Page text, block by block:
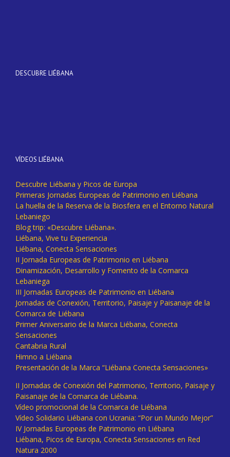
DESCUBRE LIÉBANA
VÍDEOS LIÉBANA
Descubre Liébana y Picos de Europa
Primeras Jornadas Europeas de Patrimonio en Liébana
La huella de la Reserva de la Biosfera en el Entorno Natural
Lebaniego
Blog trip: «Descubre Liébana».
Liébana, Vive tu Experiencia
Liébana, Conecta Sensaciones
II Jornada Europeas de Patrimonio en Liébana
Dinamización, Desarrollo y Fomento de la Comarca
Lebaniega
III Jornadas Europeas de Patrimonio en Liébana
Jornadas de Conexión, Territorio, Paisaje y Paisanaje de la
Comarca de Liébana
Primer Aniversario de la Marca Liébana, Conecta
Sensaciones
Cantabria Rural
Himno a Liébana
Presentación de la Marca “Liébana Conecta Sensaciones»
II Jornadas de Conexión del Patrimonio, Territorio, Paisaje y
Paisanaje de la Comarca de Liébana.
Vídeo promocional de la Comarca de Liébana
Vídeo Solidario Liébana con Ucrania: “Por un Mundo Mejor”
IV Jornadas Europeas de Patrimonio en Liébana
Liébana, Picos de Europa, Conecta Sensaciones en Red
Natura 2000